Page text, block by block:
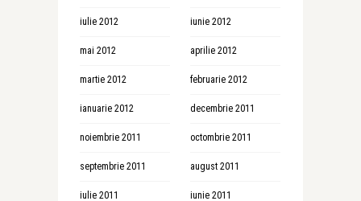
iulie 2012 iunie 2012
mai 2012 aprilie 2012
martie 2012 februarie 2012
ianuarie 2012 decembrie 2011
noiembrie 2011 octombrie 2011
septembrie 2011 august 2011
iulie 2011 iunie 2011